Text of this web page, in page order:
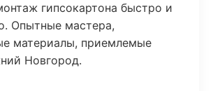
гипсокартона быстро и
Опытные мастера,
материалы, приемлемые
Новгород.